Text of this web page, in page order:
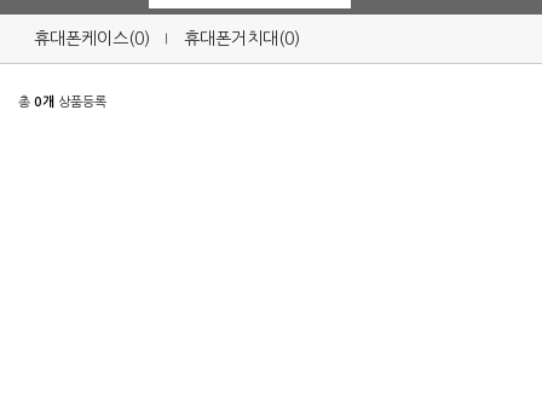
휴대폰케이스(0) 휴대폰거치대(0)
총 0개 상품등록